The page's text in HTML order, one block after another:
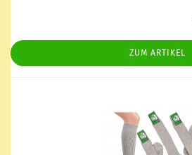
ZUM ARTIKEL